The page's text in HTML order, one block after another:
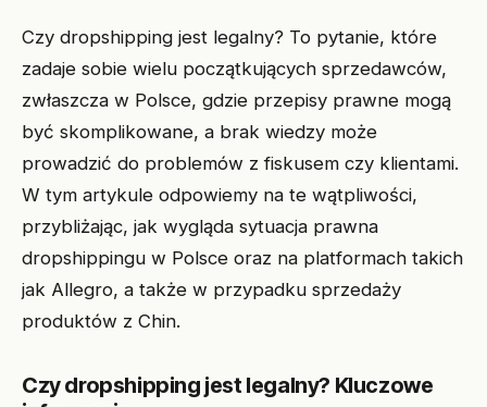
Czy dropshipping jest legalny? To pytanie, które
zadaje sobie wielu początkujących sprzedawców,
zwłaszcza w Polsce, gdzie przepisy prawne mogą
być skomplikowane, a brak wiedzy może
prowadzić do problemów z fiskusem czy klientami.
W tym artykule odpowiemy na te wątpliwości,
przybliżając, jak wygląda sytuacja prawna
dropshippingu w Polsce oraz na platformach takich
jak Allegro, a także w przypadku sprzedaży
produktów z Chin.
Czy dropshipping jest legalny? Kluczowe